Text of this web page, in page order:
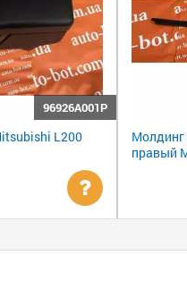
96926A001P
L200
Уточнить
цену
Молдинг
правый